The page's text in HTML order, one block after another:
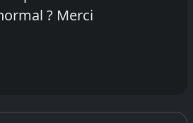
? Merci